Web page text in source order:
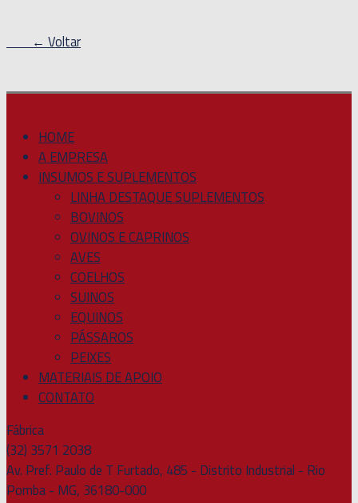
← Voltar
HOME
A EMPRESA
INSUMOS E SUPLEMENTOS
LINHA DESTAQUE SUPLEMENTOS
BOVINOS
OVINOS E CAPRINOS
AVES
COELHOS
SUINOS
EQUINOS
PÁSSAROS
PEIXES
MATERIAIS DE APOIO
CONTATO
Fábrica
(32) 3571 2038
Av. Pref. Paulo de T Furtado, 485 - Distrito Industrial - Rio
Pomba - MG, 36180-000